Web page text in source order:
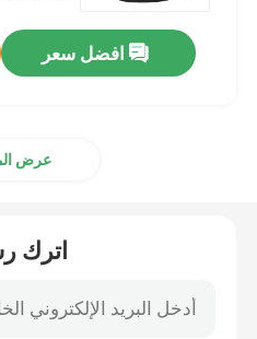
افضل سعر
عرض
اترك